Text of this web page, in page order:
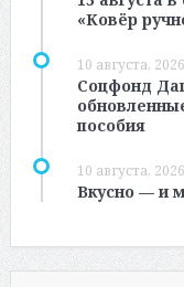
«Ковёр
10 августа,
Соцфонд
пособия
10 августа,
Вкусно — и